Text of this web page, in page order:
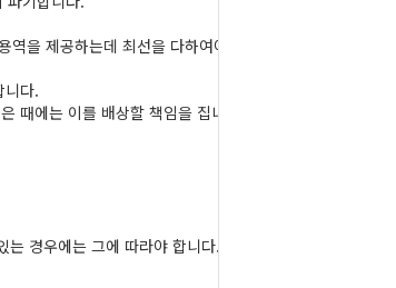
을 제공하는데 최선을 다하여야
다.
때에는 이를 배상할 책임을 집니
경우에는 그에 따라야 합니다.